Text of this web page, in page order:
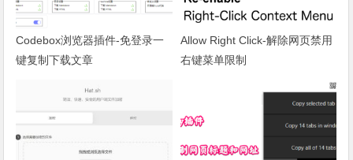
Codebox浏览器插件-免登录一
键复制下载文章
Allow Right Click-解除网页禁用
右键菜单限制